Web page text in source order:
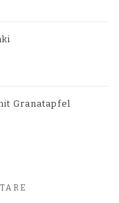
Granatapfel